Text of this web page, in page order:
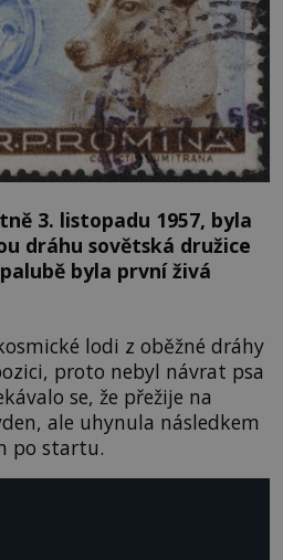
3. listopadu 1957, byla
dráhu sovětská družice
byla první živá
lodi z oběžné dráhy
proto nebyl návrat psa
se, že přežije na
ale uhynula následkem
po startu.